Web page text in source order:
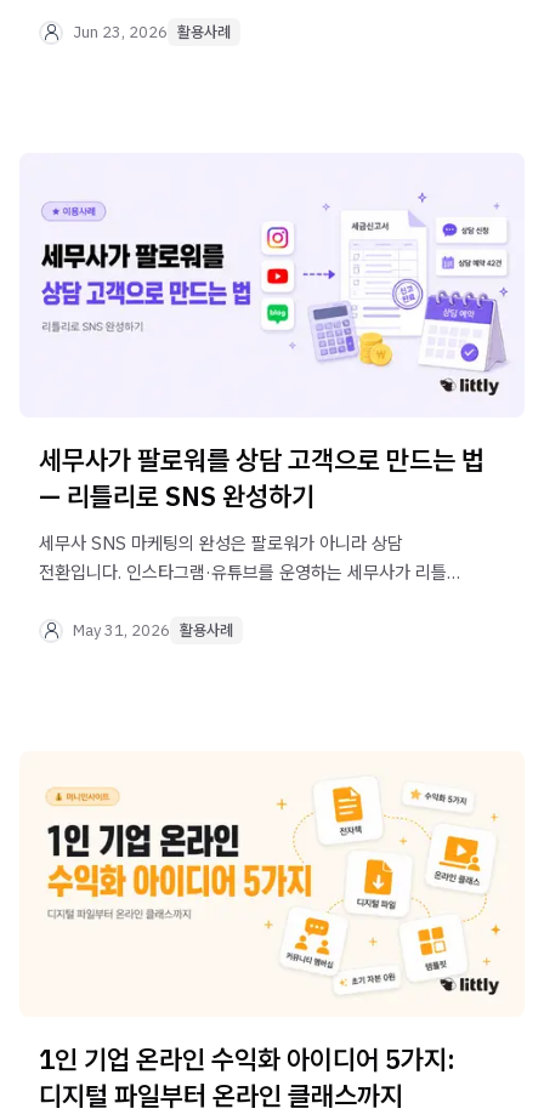
Jun 23, 2026 활용사례
세무사가 팔로워를 상담 고객으로 만드는 법
— 리틀리로 SNS 완성하기
세무사 SNS 마케팅의 완성은 팔로워가 아니라 상담
전환입니다. 인스타그램·유튜브를 운영하는 세무사가 리틀리
안내까지 연결하는 방법을 실제 사례로 알아보세요.
May 31, 2026 활용사례
1인 기업 온라인 수익화 아이디어 5가지:
디지털 파일부터 온라인 클래스까지